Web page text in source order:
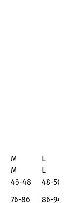
M
L
M
L
46-48
48-50
76-86 86-94